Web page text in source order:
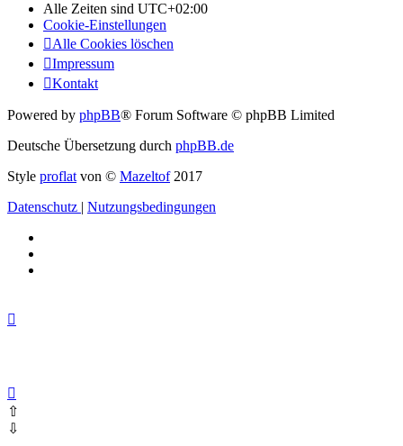
Alle Zeiten sind UTC+02:00
Cookie-Einstellungen
Alle Cookies löschen
Impressum
Kontakt
Powered by phpBB® Forum Software © phpBB Limited
Deutsche Übersetzung durch phpBB.de
Style proflat von © Mazeltof2017
Datenschutz | Nutzungsbedingungen
⇧
⇩